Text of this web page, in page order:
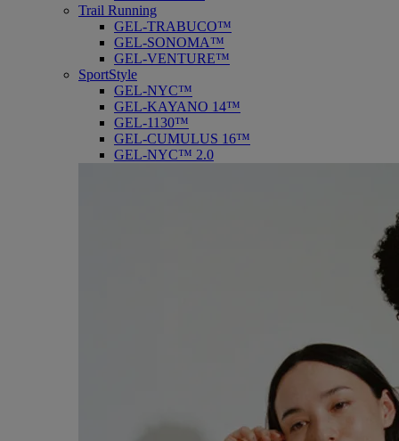
Trail Running
GEL-TRABUCO™
GEL-SONOMA™
GEL-VENTURE™
SportStyle
GEL-NYC™
GEL-KAYANO 14™
GEL-1130™
GEL-CUMULUS 16™
GEL-NYC™ 2.0